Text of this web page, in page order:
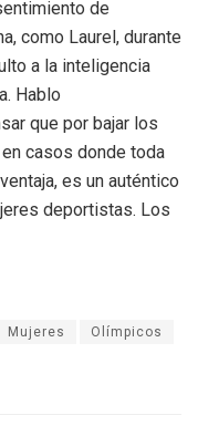
de
como Laurel, durante
a la inteligencia
Hablo
que por bajar los
casos donde toda
es un auténtico
deportistas. Los
Mujeres Olímpicos